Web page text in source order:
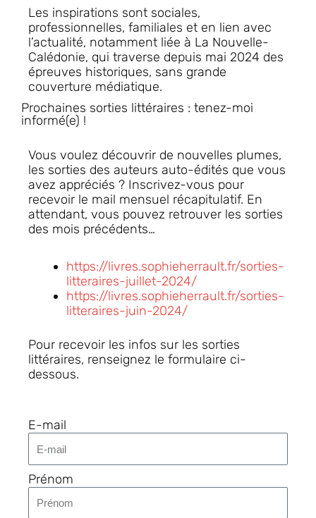
Les inspirations sont sociales,
professionnelles, familiales et en lien avec
l’actualité, notamment liée à La Nouvelle-
Calédonie, qui traverse depuis mai 2024 des
épreuves historiques, sans grande
couverture médiatique.
Prochaines sorties littéraires : tenez-moi
informé(e) !
Vous voulez découvrir de nouvelles plumes,
les sorties des auteurs auto-édités que vous
avez appréciés ? Inscrivez-vous pour
recevoir le mail mensuel récapitulatif. En
attendant, vous pouvez retrouver les sorties
des mois précédents…
https://livres.sophieherrault.fr/sorties-
litteraires-juillet-2024/
https://livres.sophieherrault.fr/sorties-
litteraires-juin-2024/
Pour recevoir les infos sur les sorties
littéraires, renseignez le formulaire ci-
dessous.
E-mail
Prénom